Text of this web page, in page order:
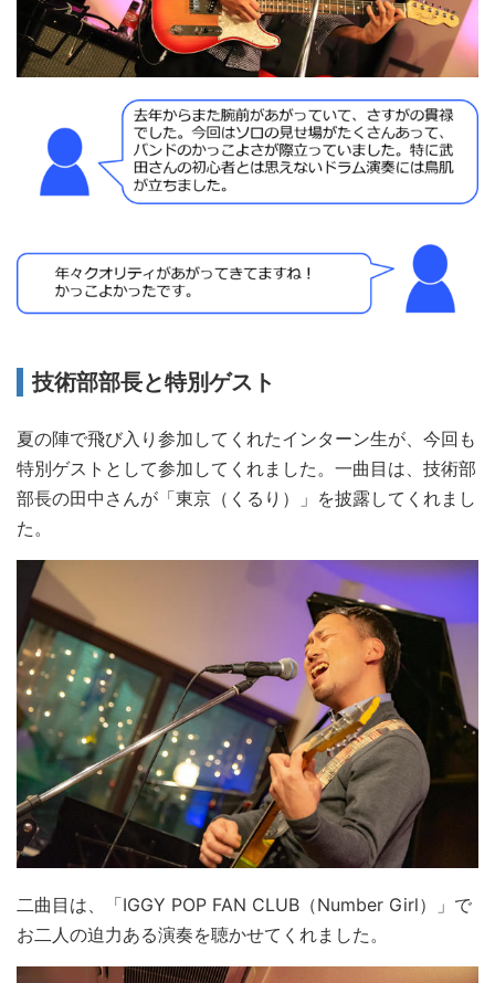
技術部部長と特別ゲスト
夏の陣で飛び入り参加してくれたインターン生が、今回も
特別ゲストとして参加してくれました。一曲目は、技術部
部長の田中さんが「東京（くるり）」を披露してくれまし
た。
二曲目は、「IGGY POP FAN CLUB（Number Girl）」で
お二人の迫力ある演奏を聴かせてくれました。